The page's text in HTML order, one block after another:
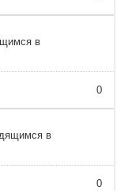
в
0
в
0